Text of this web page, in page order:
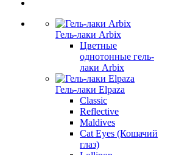
Гель-лаки Arbix
Цветные
однотонные гель-
лаки Arbix
Гель-лаки Elpaza
Classic
Reflective
Maldives
Cat Eyes (Кошачий
глаз)